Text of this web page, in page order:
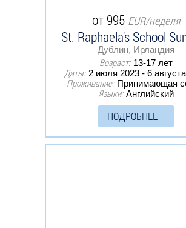
от 995 EUR/неделя
St. Raphaela's School
Дублин, Ирландия
Возраст: 13-17 лет
Даты: 2 июля 2023 - 6
Проживание: Принимающая
Языки: Английский
ПОДРОБНЕЕ